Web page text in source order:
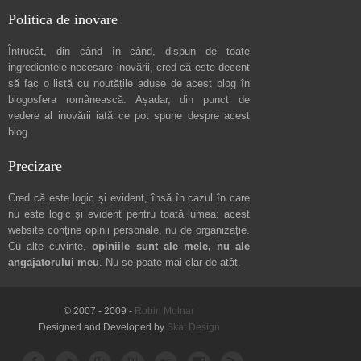
Politica de inovare
Întrucât, din când în când, dispun de toate
ingredientele necesare inovării, cred că este decent
să fac o listă cu noutățile aduse de acest blog în
blogosfera românească. Așadar, din punct de
vedere al inovării iată ce pot spune despre acest
blog.
Precizare
Cred că este logic și evident, însă în cazul în care
nu este logic și evident pentru toată lumea: acest
website conține opinii personale, nu de organizație.
Cu alte cuvinte,opiniile sunt ale mele, nu ale
angajatorului meu. Nu se poate mai clar de atât.
© 2007 - 2009 - Robin Molnar
Designed and Developed by Skat Design